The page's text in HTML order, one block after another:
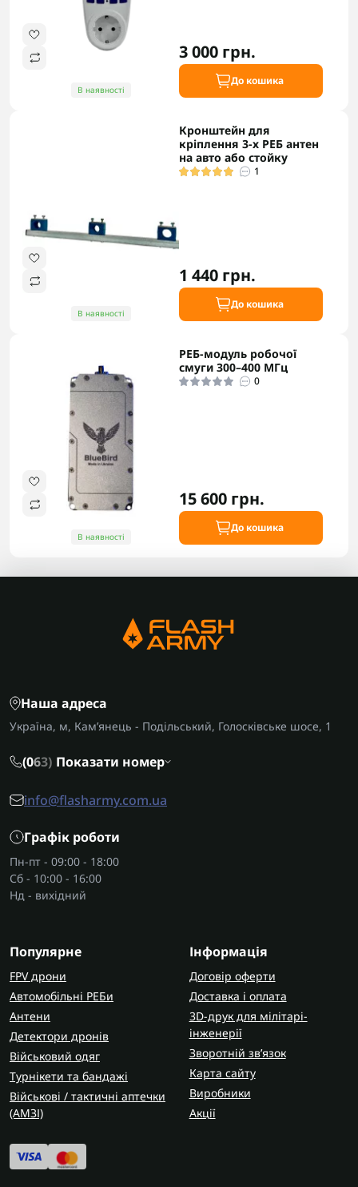
В наявності
3 000 грн.
До кошика
В наявності
Кронштейн для
кріплення 3-х РЕБ антен
на авто або стойку
1
1 440 грн.
До кошика
В наявності
РЕБ-модуль робочої
смуги 300–400 МГц
0
15 600 грн.
До кошика
Наша адреса
Україна, м, Кам’янець - Подільський, Голосківське шосе, 1
(063) Показати номер
info@flasharmy.com.ua
Графік роботи
Пн-пт - 09:00 - 18:00
Сб - 10:00 - 16:00
Нд - вихідний
Популярне
FPV дрони
Автомобільні РЕБи
Антени
Детектори дронів
Військовий одяг
Турнікети та бандажі
Військові / тактичні аптечки
(AMЗІ)
Інформація
Договір оферти
Доставка і оплата
3D-друк для мілітарі-
інженерії
Зворотній зв’язок
Карта сайту
Виробники
Акції